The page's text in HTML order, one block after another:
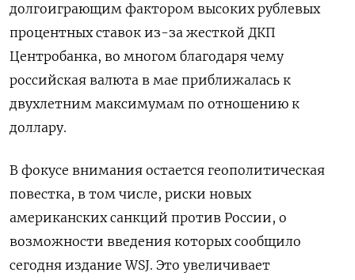
долгоиграющим фактором высоких рублевых
процентных ставок из-за жесткой ДКП
Центробанка, во многом благодаря чему
российская валюта в мае приближалась к
двухлетним максимумам по отношению к
доллару.
В фокусе внимания остается геополитическая
повестка, в том числе, риски новых
американских санкций против России, о
возможности введения которых сообщило
сегодня издание WSJ. Это увеличивает